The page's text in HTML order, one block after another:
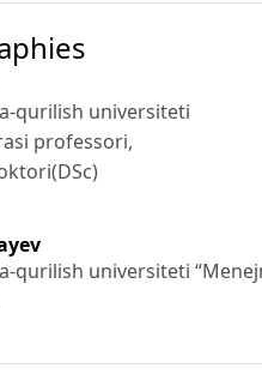
qurilish universiteti
professori,
qurilish universiteti